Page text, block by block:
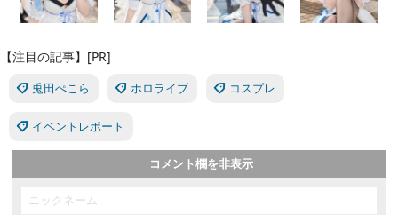
【注目の記事】[PR]
兎田ぺこら ホロライブ コスプレ
イベントレポート
コメント欄を非表示